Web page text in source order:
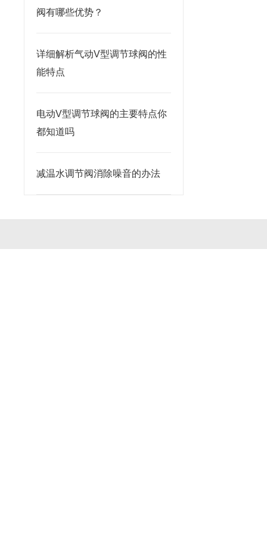
阀有哪些优势？
详细解析气动V型调节球阀的性
能特点
电动V型调节球阀的主要特点你
都知道吗
减温水调节阀消除噪音的办法